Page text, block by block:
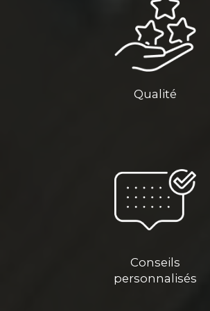
Qualité
Conseils
personnalisés